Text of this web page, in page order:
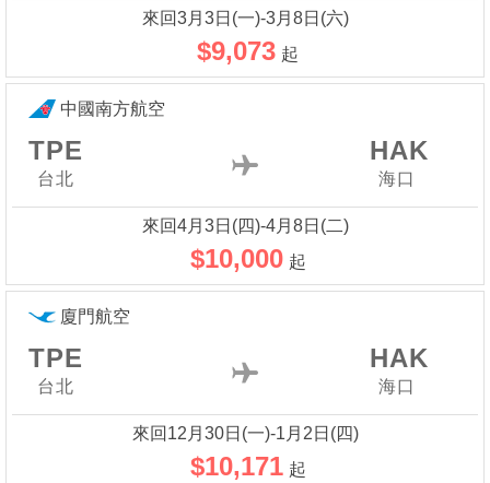
來回3月3日(一)-3月8日(六)
$9,073 起
中國南方航空
TPE
台北
HAK
海口
來回4月3日(四)-4月8日(二)
$10,000 起
廈門航空
TPE
台北
HAK
海口
來回12月30日(一)-1月2日(四)
$10,171 起